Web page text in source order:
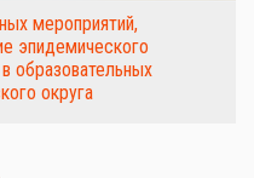
мероприятий,
эпидемического
образовательных
округа